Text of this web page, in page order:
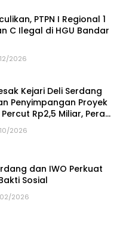
PTPN I Regional 1
C Ilegal di HGU Bandar
2026
Kejari Deli Serdang
Penyimpangan Proyek
Rp2,5 Miliar, Peran
hingga Dugaan Pinjam
2026
dan IWO Perkuat
Sosial
2026